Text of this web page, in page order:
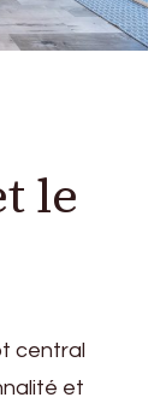
le
central
et